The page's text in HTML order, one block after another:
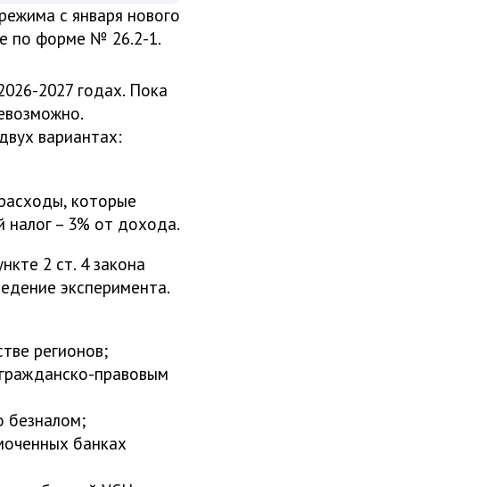
с января нового
по форме № 26.2-1.
2027 годах. Пока
вариантах:
которые
налог – 3% от дохода.
2 ст. 4 закона
эксперимента.
регионов;
правовым
безналом;
банках